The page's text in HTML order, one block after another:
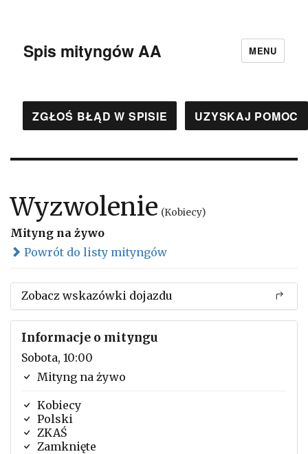
Spis mityngów AA MENU
ZGŁOŚ BŁĄD W SPISIE UZYSKAJ POMOC
Wyzwolenie (Kobiecy)
Mityng na żywo
Powrót do listy mityngów
Zobacz wskazówki dojazdu
Informacje o mityngu
Sobota, 10:00
Mityng na żywo
Kobiecy
Polski
ZKAŚ
Zamknięte